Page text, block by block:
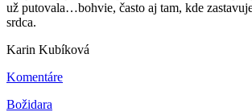
už putovala…bohvie, často aj tam, kde
srdca.
Karin Kubíková
Komentáre
Božidara